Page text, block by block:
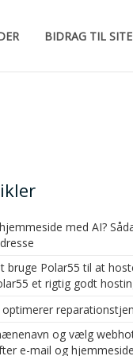
BIDRAG TIL
med AI?
bruge Polar55 til at
et rigtig godt
og vælg
e-mail og hjemmeside